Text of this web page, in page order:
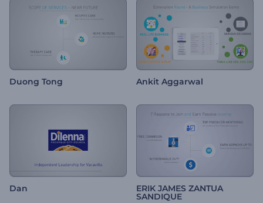
Duong Tong Ankit Aggarwal
Dan ERIK JAMES ZANTUA
SANDIQUE